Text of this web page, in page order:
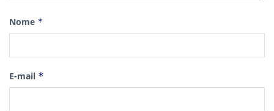
Nome *
E-mail *